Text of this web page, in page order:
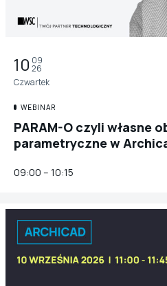
10 09
26
Czwartek
WEBINAR
PARAM-O czyli własne
parametryczne w
09:00 – 10:15